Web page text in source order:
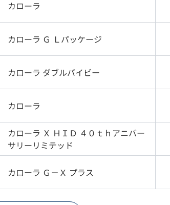
カローラ
カローラ Ｇ Ｌパッケージ
カローラ ダブルバイビー
カローラ
カローラ Ｘ ＨＩＤ ４０ｔｈアニバー
サリーリミテッド
カローラ Ｇ－Ｘ プラス